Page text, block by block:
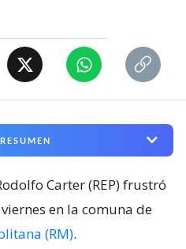
Carter (REP) frustró
en la comuna de
(RM).